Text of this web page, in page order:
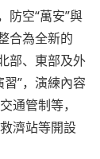
防空“萬安”與
合為全新的
部、東部及外
”，演練內容
通管制等，
濟站等開設